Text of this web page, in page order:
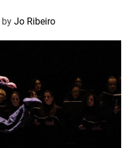
by Jo Ribeiro